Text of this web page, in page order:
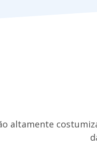
altamente